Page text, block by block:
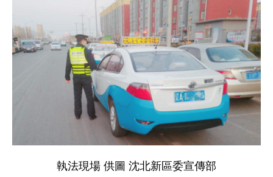
執法現場 供圖 沈北新區委宣傳部